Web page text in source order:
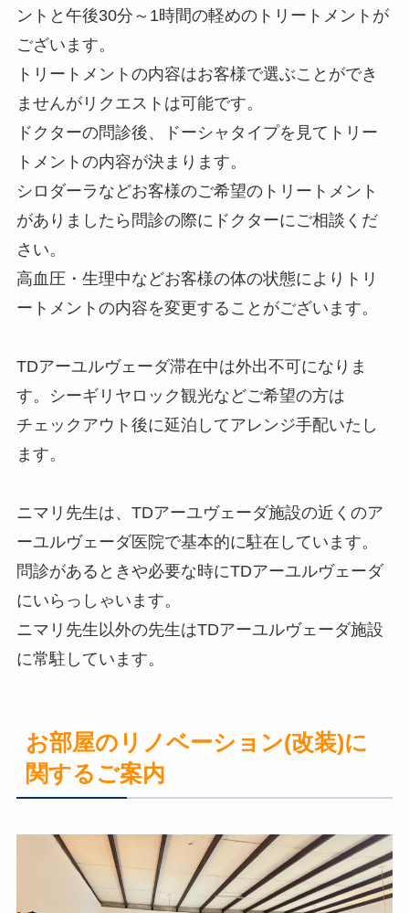
ントと午後30分～1時間の軽めのトリートメントが
ございます。
トリートメントの内容はお客様で選ぶことができ
ませんがリクエストは可能です。
ドクターの問診後、ドーシャタイプを見てトリー
トメントの内容が決まります。
シロダーラなどお客様のご希望のトリートメント
がありましたら問診の際にドクターにご相談くだ
さい。
高血圧・生理中などお客様の体の状態によりトリ
ートメントの内容を変更することがございます。
TDアーユルヴェーダ滞在中は外出不可になりま
す。シーギリヤロック観光などご希望の方は
チェックアウト後に延泊してアレンジ手配いたし
ます。
ニマリ先生は、TDアーユヴェーダ施設の近くのア
ーユルヴェーダ医院で基本的に駐在しています。
問診があるときや必要な時にTDアーユルヴェーダ
にいらっしゃいます。
ニマリ先生以外の先生はTDアーユルヴェーダ施設
に常駐しています。
お部屋のリノベーション(改装)に
関するご案内